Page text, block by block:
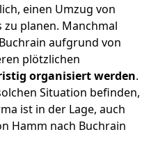
einen Umzug von
planen. Manchmal
aufgrund von
plötzlichen
organisiert werden.
Situation befinden,
ist in der Lage, auch
Hamm nach Buchrain